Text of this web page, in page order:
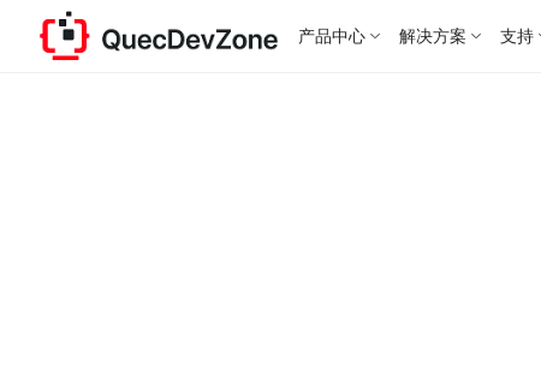
产品中心 解决方案 支持